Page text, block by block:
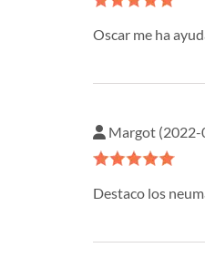
Oscar me ha
Margot (2022-
Destaco los